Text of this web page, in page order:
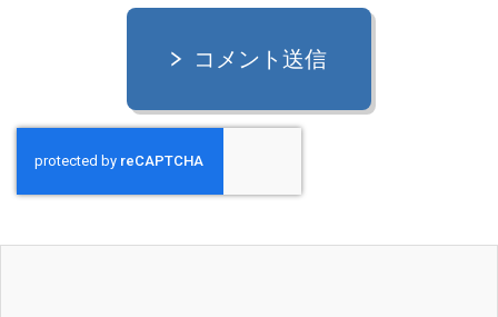
コメント送信